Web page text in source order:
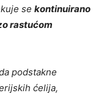
se kontinuirano
rastućom
podstakne
ćelija,